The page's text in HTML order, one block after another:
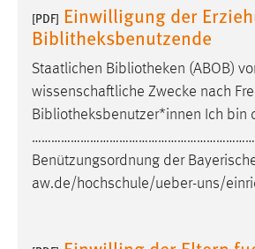
[PDF] Einwilligung der
Biblitheksbenutzende
Staatlichen Bibliotheken (ABOB)
wissenschaftliche Zwecke nach
Bibliotheksbenutzer*innen Ich bin
Benützungsordnung der
aw.de/hochschule/ueber-uns/
MARKETING
Marketing Cookies werden von
verwendet, um personalisierte
Sie tun dies, indem sie Besucher
hinweg verfolgen.
Google Ads
Name: _gcl_au